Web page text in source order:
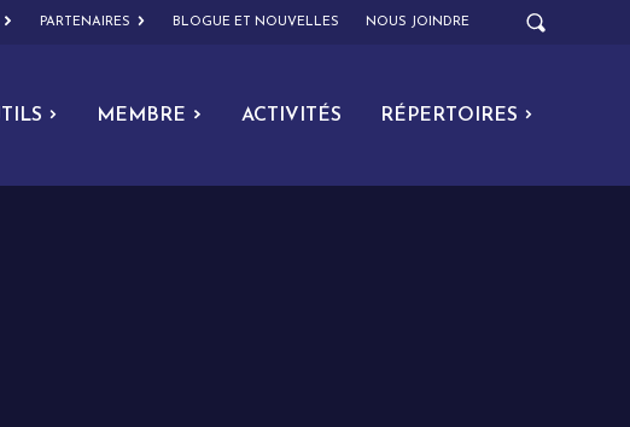
PARTENAIRES BLOGUE ET NOUVELLES NOUS JOINDRE
MEMBRE ACTIVITÉS RÉPERTOIRES